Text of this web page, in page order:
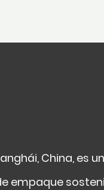
China, es
empaque